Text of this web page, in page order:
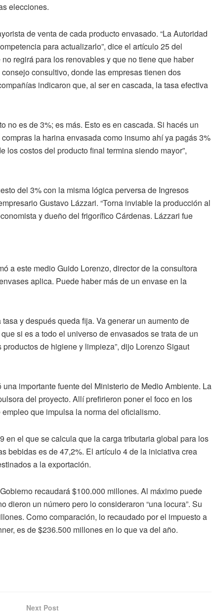
elecciones.
de venta de cada producto envasado. “La Autoridad
para actualizarlo”, dice el artículo 25 del
regirá para los renovables y que no tiene que haber
consultivo, donde las empresas tienen dos
indicaron que, al ser en cascada, la tasa efectiva
no es de 3%; es más. Esto es en cascada. Si hacés un
la harina envasada como insumo ahí ya pagás 3%
los costos del producto final termina siendo mayor”,
del 3% con la misma lógica perversa de Ingresos
Gustavo Lázzari. “Torna inviable la producción al
y dueño del frigorífico Cárdenas. Lázzari fue
a este medio Guido Lorenzo, director de la consultora
aplica. Puede haber más de un envase en la
y después queda fija. Va generar un aumento de
si es a todo el universo de envasados se trata de un
de higiene y limpieza”, dijo Lorenzo Sigaut
importante fuente del Ministerio de Medio Ambiente. La
del proyecto. Allí prefirieron poner el foco en los
que impulsa la norma del oficialismo.
en el que se calcula que la carga tributaria global para los
bebidas es de 47,2%. El artículo 4 de la iniciativa crea
a la exportación.
recaudará $100.000 millones. Al máximo puede
dieron un número pero lo consideraron “una locura”. Su
Como comparación, lo recaudado por el impuesto a
es de $236.500 millones en lo que va del año.
Next Post